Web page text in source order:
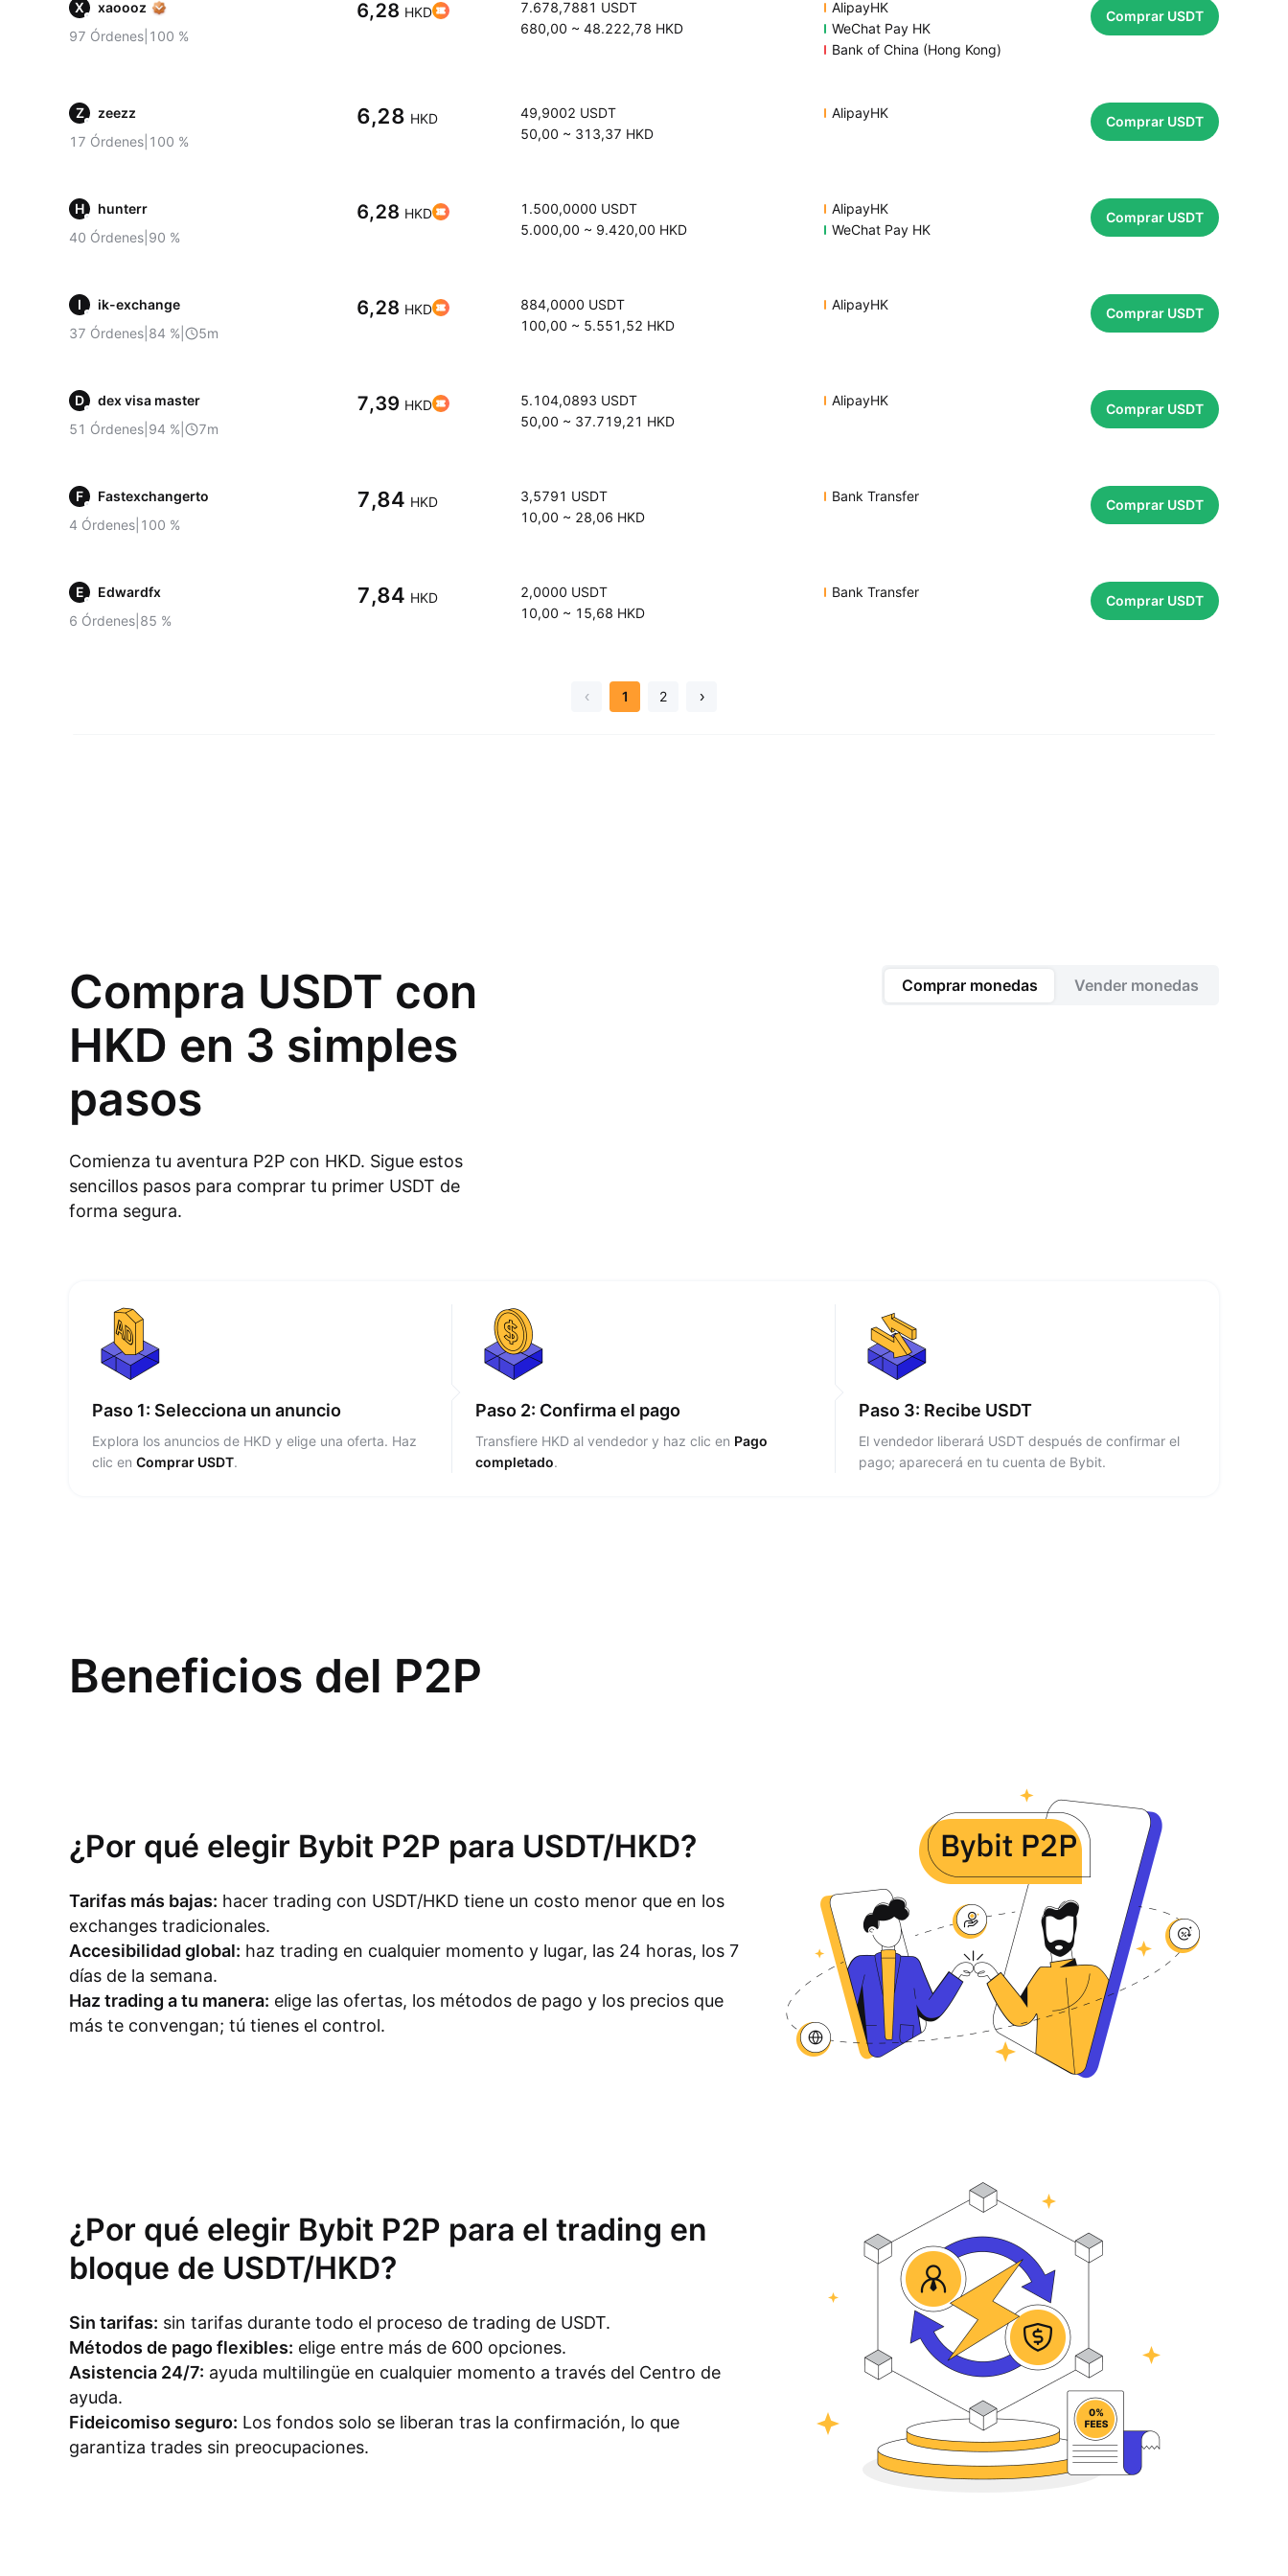
X
xaoooz
97 Órdenes 100 %
6,28 HKD 7.678,7881 USDT
680,00 ~ 48.222,78 HKD
AlipayHK
WeChat Pay HK
Bank of China (Hong Kong)
Comprar USDT
Z
zeezz
17 Órdenes 100 %
6,28 HKD 49,9002 USDT
50,00 ~ 313,37 HKD
AlipayHK
Comprar USDT
H
hunterr
40 Órdenes 90 %
6,28 HKD 1.500,0000 USDT
5.000,00 ~ 9.420,00 HKD
AlipayHK
WeChat Pay HK
Comprar USDT
I
ik-exchange
37 Órdenes 84 % 5m
6,28 HKD 884,0000 USDT
100,00 ~ 5.551,52 HKD
AlipayHK
Comprar USDT
D
dex visa master
51 Órdenes 94 % 7m
7,39 HKD 5.104,0893 USDT
50,00 ~ 37.719,21 HKD
AlipayHK
Comprar USDT
F
Fastexchangerto
4 Órdenes 100 %
7,84 HKD 3,5791 USDT
10,00 ~ 28,06 HKD
Bank Transfer
Comprar USDT
E
Edwardfx
6 Órdenes 85 %
7,84 HKD 2,0000 USDT
10,00 ~ 15,68 HKD
Bank Transfer
Comprar USDT
1 2
Compra USDT con
HKD en 3 simples
pasos
Comienza tu aventura P2P con HKD. Sigue estos
sencillos pasos para comprar tu primer USDT de
forma segura.
Comprar monedas Vender monedas
Paso 1: Selecciona un anuncio
Explora los anuncios de HKD y elige una oferta. Haz
clic en Comprar USDT.
Paso 2: Confirma el pago
Transfiere HKD al vendedor y haz clic en Pago
completado.
Paso 3: Recibe USDT
El vendedor liberará USDT después de confirmar el
pago; aparecerá en tu cuenta de Bybit.
Beneficios del P2P
¿Por qué elegir Bybit P2P para USDT/HKD?
Tarifas más bajas: hacer trading con USDT/HKD tiene un costo menor que en los
exchanges tradicionales.
Accesibilidad global: haz trading en cualquier momento y lugar, las 24 horas, los 7
días de la semana.
Haz trading a tu manera: elige las ofertas, los métodos de pago y los precios que
más te convengan; tú tienes el control.
¿Por qué elegir Bybit P2P para el trading en
bloque de USDT/HKD?
Sin tarifas: sin tarifas durante todo el proceso de trading de USDT.
Métodos de pago flexibles: elige entre más de 600 opciones.
Asistencia 24/7: ayuda multilingüe en cualquier momento a través del Centro de
ayuda.
Fideicomiso seguro: Los fondos solo se liberan tras la confirmación, lo que
garantiza trades sin preocupaciones.